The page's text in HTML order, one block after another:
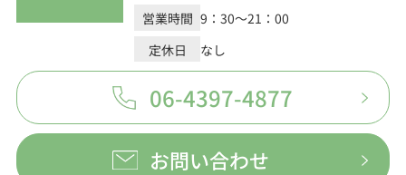
営業時間 9：30～21：00
定休日
なし
06-4397-4877
お問い合わせ